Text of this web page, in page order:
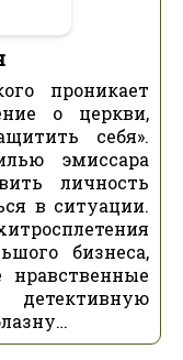
проникает
о церкви,
себя».
эмиссара
личность
в ситуации.
бизнеса,